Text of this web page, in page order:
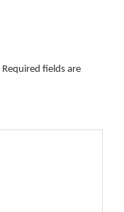
Required fields are